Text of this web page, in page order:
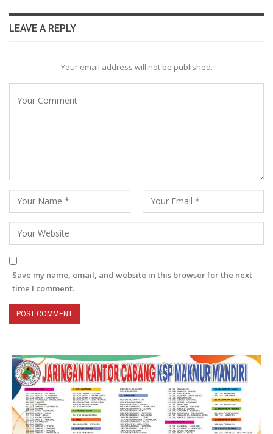
LEAVE A REPLY
Your email address will not be published.
Save my name, email, and website in this browser for the next
time I comment.